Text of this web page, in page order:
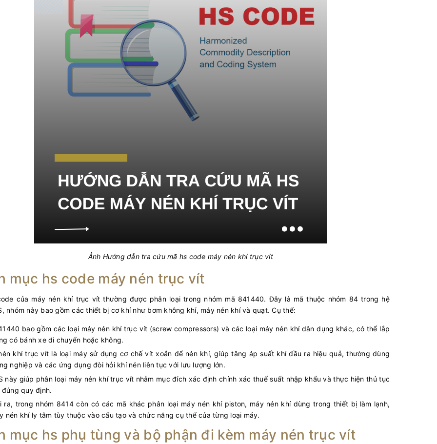
Ảnh Hướng dẫn tra cứu mã hs code máy nén khí trục vít
mục hs code máy nén trục vít
của máy nén khí trục vít thường được phân loại trong nhóm mã 841440. Đây là mã thuộc nhóm 84 trong hệ
nhóm này bao gồm các thiết bị cơ khí như bơm không khí, máy nén khí và quạt. Cụ thể:
bao gồm các loại máy nén khí trục vít (screw compressors) và các loại máy nén khí dân dụng khác, có thể lắp
có bánh xe di chuyển hoặc không.
khí trục vít là loại máy sử dụng cơ chế vít xoắn để nén khí, giúp tăng áp suất khí đầu ra hiệu quả, thường dùng
nghiệp và các ứng dụng đòi hỏi khí nén liên tục với lưu lượng lớn.
này giúp phân loại máy nén khí trục vít nhằm mục đích xác định chính xác thuế suất nhập khẩu và thực hiện thủ tục
đúng quy định.
ra, trong nhóm 8414 còn có các mã khác phân loại máy nén khí piston, máy nén khí dùng trong thiết bị làm lạnh,
nén khí ly tâm tùy thuộc vào cấu tạo và chức năng cụ thể của từng loại máy.
mục hs phụ tùng và bộ phận đi kèm máy nén trục vít